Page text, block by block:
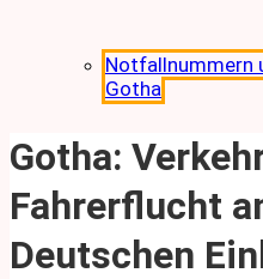
Notfallnummern
Gotha
Gotha:
Fahrerflucht
Deutschen